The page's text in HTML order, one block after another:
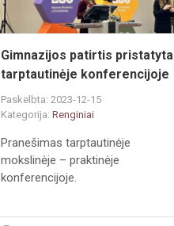
Gimnazijos patirtis pristatyta
tarptautinėje konferencijoje
Paskelbta: 2023-12-15
Kategorija:Renginiai
Pranešimas tarptautinėje
mokslinėje – praktinėje
konferencijoje.